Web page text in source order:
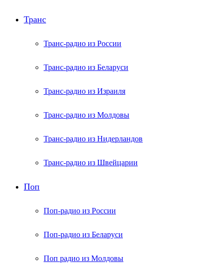
Транс
Транс-радио из России
Транс-радио из Беларуси
Транс-радио из Израиля
Транс-радио из Молдовы
Транс-радио из Нидерландов
Транс-радио из Швейцарии
Поп
Поп-радио из России
Поп-радио из Беларуси
Поп радио из Молдовы